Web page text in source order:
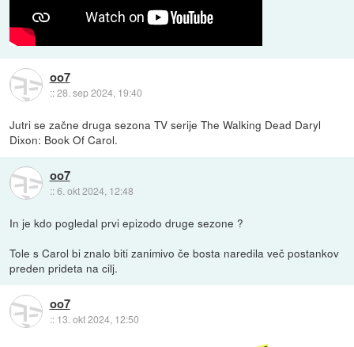
oo7
::28. sep 2024, 19:40
Jutri se začne druga sezona TV serije The Walking Dead Daryl
Dixon: Book Of Carol.
oo7
::6. okt 2024, 12:48
In je kdo pogledal prvi epizodo druge sezone ?
Tole s Carol bi znalo biti zanimivo če bosta naredila več postankov
preden prideta na cilj.
oo7
:: 13. okt 2024, 12:50